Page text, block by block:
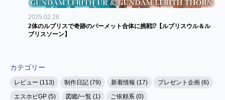
2025.02.26
2体のルブリスで奇跡のパーメット合体に挑戦⁉【ルブリスウル＆ル
ブリスソーン】
カテゴリー
レビュー (113) 制作日記 (79) 新着情報 (17)
プレゼント企画 (6)
エスホビGP (5)
図鑑/一覧 (1) ご依頼系 (0)